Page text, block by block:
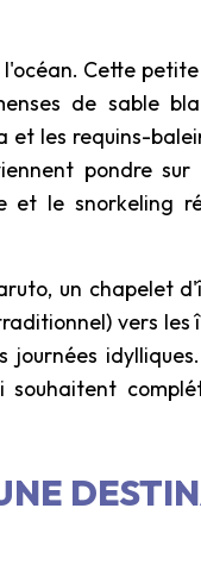
Cette
de sable
les requins-
pondre sur
et le snorkeling
un chapelet
vers les
souhaitent